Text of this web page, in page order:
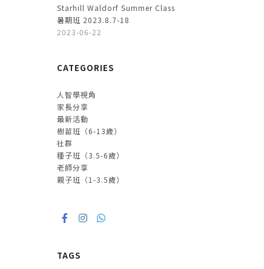
Starhill Waldorf Summer Class
暑期班 2023.8.7-18
2023-06-22
CATEGORIES
人智學視角
家長分享
最新活動
樹苗班（6-13歲）
社群
種子班（3.5-6歲）
老師分享
親子班（1-3.5歲）
TAGS